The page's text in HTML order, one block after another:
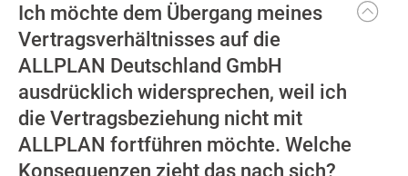
Ich möchte dem Übergang meines
Vertragsverhältnisses auf die
ALLPLAN Deutschland GmbH
ausdrücklich widersprechen, weil ich
die Vertragsbeziehung nicht mit
ALLPLAN fortführen möchte. Welche
Konsequenzen zieht das nach sich?